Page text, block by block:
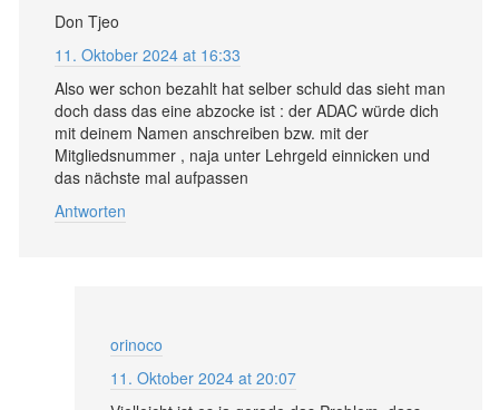
Don Tjeo
11. Oktober 2024 at 16:33
Also wer schon bezahlt hat selber schuld das sieht man
doch dass das eine abzocke ist : der ADAC würde dich
mit deinem Namen anschreiben bzw. mit der
Mitgliedsnummer , naja unter Lehrgeld einnicken und
das nächste mal aufpassen
Antworten
orinoco
11. Oktober 2024 at 20:07